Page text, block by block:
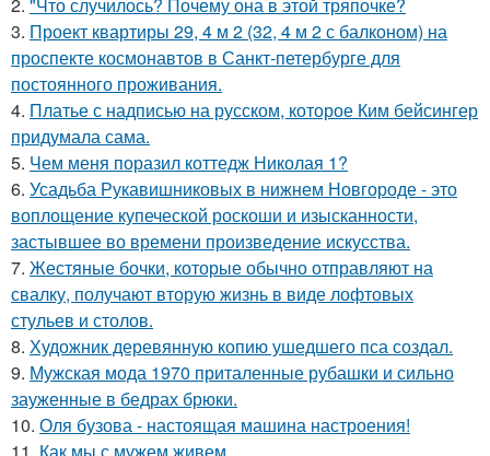
3. Проект квартиры 29, 4 м 2 (32, 4 м 2 с балконом) на
проспекте космонавтов в Санкт-петербурге для
постоянного проживания.
4. Платье с надписью на русском, которое Ким бейсингер
придумала сама.
5. Чем меня поразил коттедж Николая 1?
6. Усадьба Рукавишниковых в нижнем Новгороде - это
воплощение купеческой роскоши и изысканности,
застывшее во времени произведение искусства.
7. Жестяные бочки, которые обычно отправляют на
свалку, получают вторую жизнь в виде лофтовых
стульев и столов.
8. Художник деревянную копию ушедшего пса создал.
9. Мужская мода 1970 приталенные рубашки и сильно
зауженные в бедрах брюки.
10. Оля бузова - настоящая машина настроения!